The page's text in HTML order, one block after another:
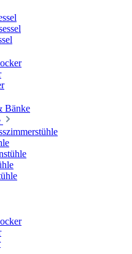
Bänke